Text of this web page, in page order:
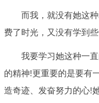
而我，就没有她这
费了时光，又没有学到些
我要学习她这种一
的精神!更重要的是要有
造奇迹、发奋努力的心!